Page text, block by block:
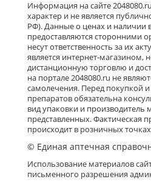
Информация на сайте
характер и не является
РФ). Данные о ценах и наличии
предоставляются сторонними
несут ответственность за их
является интернет-магазином,
дистанционную торговлю и
на портале 2048080.ru не
самолечения. Перед покупкой
препаратов обязательна
вид упаковки и производитель
представленных. Фактическая
происходит в розничных
© Единая аптечная
Использование материалов
письменного разрешения